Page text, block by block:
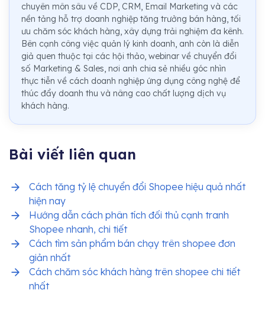
chuyên môn sâu về CDP, CRM, Email Marketing và các
nền tảng hỗ trợ doanh nghiệp tăng trưởng bán hàng, tối
ưu chăm sóc khách hàng, xây dựng trải nghiệm đa kênh.
Bên cạnh công việc quản lý kinh doanh, anh còn là diễn
giả quen thuộc tại các hội thảo, webinar về chuyển đổi
số Marketing & Sales, nơi anh chia sẻ nhiều góc nhìn
thực tiễn về cách doanh nghiệp ứng dụng công nghệ để
thúc đẩy doanh thu và nâng cao chất lượng dịch vụ
khách hàng.
Bài viết liên quan
Cách tăng tỷ lệ chuyển đổi Shopee hiệu quả nhất
hiện nay
Hướng dẫn cách phân tích đối thủ cạnh tranh
Shopee nhanh, chi tiết
Cách tìm sản phẩm bán chạy trên shopee đơn
giản nhất
Cách chăm sóc khách hàng trên shopee chi tiết
nhất